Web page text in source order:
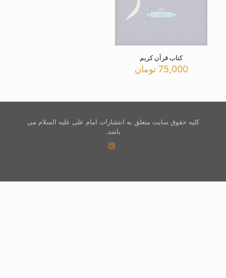
کتاب قرآن کریم
75,000 تومان
کلیه حقوق سایت متعلق به انتشارات امام علی علیه السلام می
باشد.